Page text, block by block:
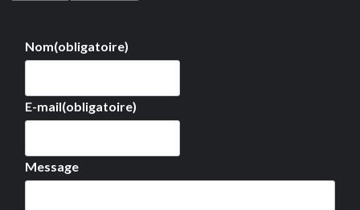
Nom(obligatoire)
E-mail(obligatoire)
Message